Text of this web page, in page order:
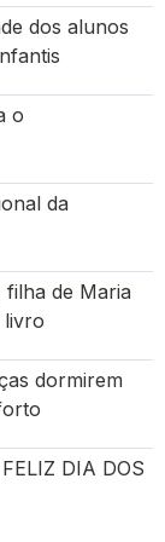
dos alunos
o
da
filha de Maria
livro
dormirem
DIA DOS